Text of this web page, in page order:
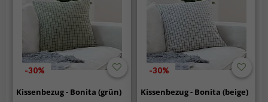
-30%
Kissenbezug - Bonita (grün)
-30%
Kissenbezug - Bonita (beige)